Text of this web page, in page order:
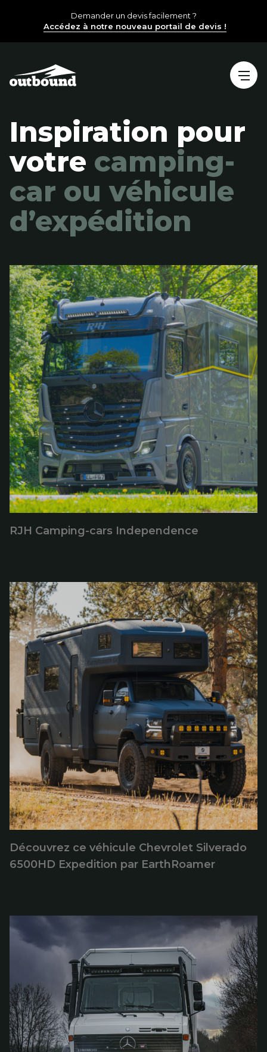
Demander un devis facilement ?
Accédez à notre nouveau portail de devis !
Inspiration pour
votre camping-
car ou véhicule
d’expédition
RJH Camping-cars Independence
Découvrez ce véhicule Chevrolet Silverado
6500HD Expedition par EarthRoamer